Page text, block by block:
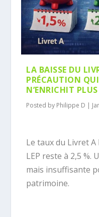
LA BAISSE DU
PRÉCAUTION
N’ENRICHIT PLUS
Posted by Philippe D |
Le taux du Livret A
LEP reste à 2,5 %.
mais insuffisante
patrimoine.